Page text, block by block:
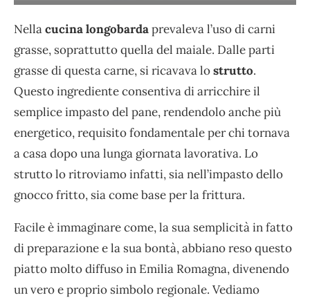
Nellacucina longobardaprevaleva l’uso di carni
grasse, soprattutto quella del maiale. Dalle parti
grasse di questa carne, si ricavava lostrutto.
Questo ingrediente consentiva di arricchire il
semplice impasto del pane, rendendolo anche più
energetico, requisito fondamentale per chi tornava
a casa dopo una lunga giornata lavorativa. Lo
strutto lo ritroviamo infatti, sia nell’impasto dello
gnocco fritto, sia come base per la frittura.
Facile è immaginare come, la sua semplicità in fatto
di preparazione e la sua bontà, abbiano reso questo
piatto molto diffuso in Emilia Romagna, divenendo
un vero e proprio simbolo regionale. Vediamo